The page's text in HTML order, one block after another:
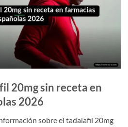
20mg sin receta en
2026
sobre el tadalafil 20mg